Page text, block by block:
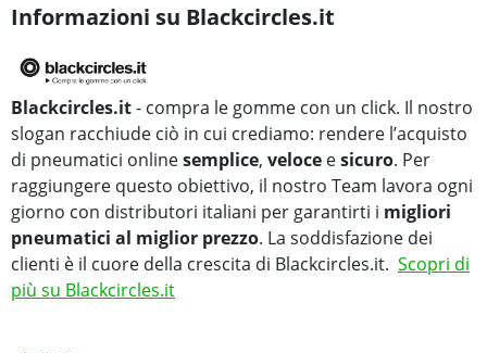
Informazioni su Blackcircles.it
Blackcircles.it- compra le gomme con un click. Il nostro
slogan racchiude ciò in cui crediamo: rendere l’acquisto
di pneumatici onlinesemplice, veloce esicuro. Per
raggiungere questo obiettivo, il nostro Team lavora ogni
giorno con distributori italiani per garantirti i migliori
pneumatici al miglior prezzo. La soddisfazione dei
clienti è il cuore della crescita di Blackcircles.it. Scopri di
più su Blackcircles.it